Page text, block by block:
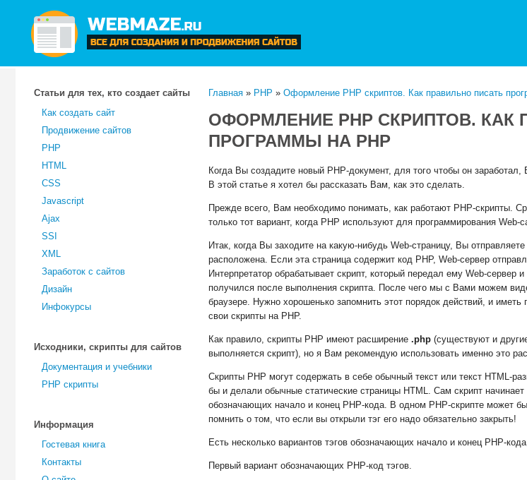
Главная » PHP » Оформление PHP скриптов. Как правильно писать
ОФОРМЛЕНИЕ PHP СКРИПТОВ. КАК
ПРОГРАММЫ НА PHP
Когда Вы создадите новый PHP-документ, для того чтобы он
В этой статье я хотел бы рассказать Вам, как это сделать.
Прежде всего, Вам необходимо понимать, как работают PHP-скрипты.
только тот вариант, когда PHP используют для программирования Web-
Итак, когда Вы заходите на какую-нибудь Web-страницу, Вы
расположена. Если эта страница содержит код PHP, Web-сервер
Интерпретатор обрабатывает скрипт, который передал ему Web-сервер
получился после выполнения скрипта. После чего мы с Вами можем
браузере. Нужно хорошенько запомнить этот порядок действий, и
свои скрипты на PHP.
Как правило, скрипты PHP имеют расширение .php (существуют и
выполняется скрипт), но я Вам рекомендую использовать именно это
Скрипты PHP могут содержать в себе обычный текст или текст HTML-
бы и делали обычные статические страницы HTML. Сам скрипт
обозначающих начало и конец PHP-кода. В одном PHP-скрипте может
помнить о том, что если вы открыли тэг его надо обязательно закрыть!
Есть несколько вариантов тэгов обозначающих начало и конец PHP-
Первый вариант обозначающих PHP-код тэгов.
Статьи для тех, кто создает сайты
Как создать сайт
Продвижение сайтов
PHP
HTML
CSS
Javascript
Ajax
SSI
XML
Заработок с сайтов
Дизайн
Инфокурсы
Исходники, скрипты для сайтов
Документация и учебники
PHP скрипты
Информация
Гостевая книга
Контакты